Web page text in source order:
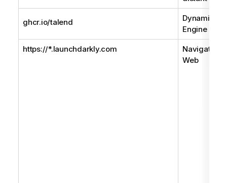
ghcr.io/talend
Dynamic
Engine
https://*.launchdarkly.com
Navigateur
Web